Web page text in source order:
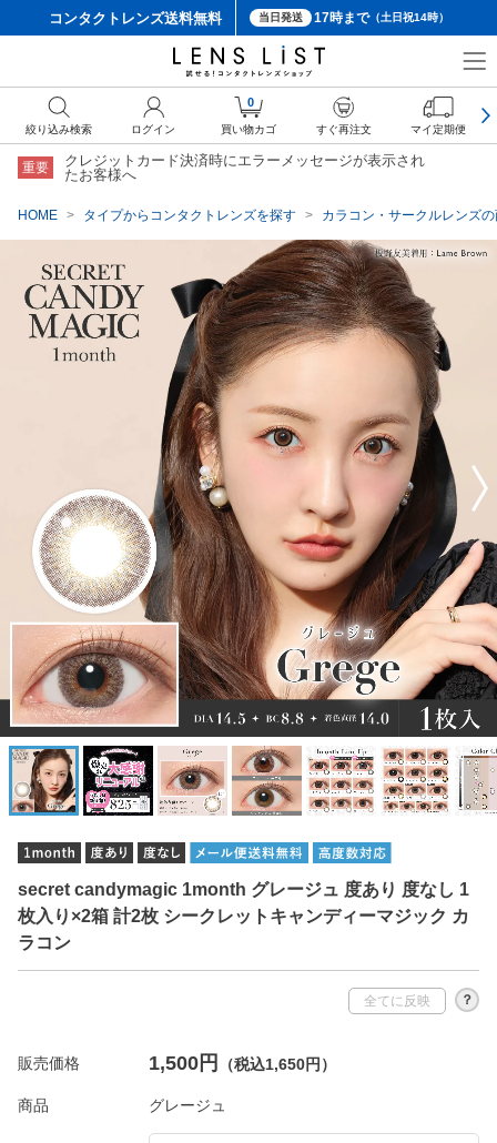
コンタクトレンズ送料無料 当日発送 17時まで（土日祝14時）
重要
クレジットカード決済時にエラーメッセージが表示され
たお客様へ
HOME タイプからコンタクトレンズを探す カラコン・サークルレンズ
secret candymagic 1month グレージュ 度あり 度なし 1
枚入り×2箱 計2枚 シークレットキャンディーマジック カ
ラコン
全てに反映 ？
販売価格 1,500円 （税込1,650円）
商品
絞り込み検索 ログイン
0
買い物カゴ すぐ再注文 マイ定期便
クーポン詳細